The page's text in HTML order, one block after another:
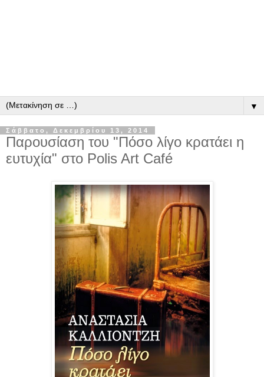
▼
Σάββατο, Δεκεμβρίου 13, 2014
Παρουσίαση του "Πόσο λίγο κρατάει η
ευτυχία" στο Polis Art Café